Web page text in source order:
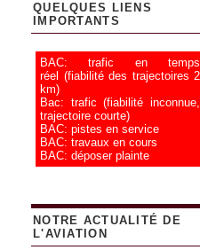
QUELQUES LIENS
IMPORTANTS
BAC: trafic en temps
réel (fiabilité des trajectoires 2
km)
Bac: trafic (fiabilité inconnue,
trajectoire courte)
BAC: pistes en service
BAC: travaux en cours
BAC: déposer plainte
NOTRE ACTUALITÉ DE
L'AVIATION